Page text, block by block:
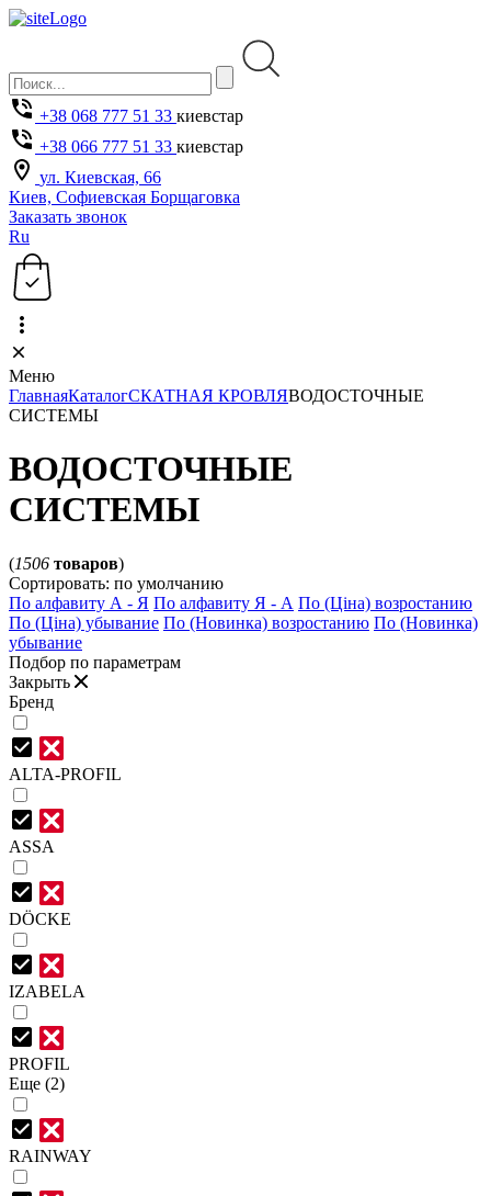
+38 068 777 51 33 киевстар
+38 066 777 51 33 киевстар
ул. Киевская, 66
Киев, Софиевская Борщаговка
Заказать звонок
Ru
Меню
ГлавнаяКаталогСКАТНАЯ КРОВЛЯВОДОСТОЧНЫЕ
СИСТЕМЫ
ВОДОСТОЧНЫЕ
СИСТЕМЫ
(1506 товаров)
Сортировать: по умолчанию
По алфавиту А - Я По алфавиту Я - А По (Ціна) возростанию
По (Ціна) убывание По (Новинка) возростанию По (Новинка)
убывание
Подбор по параметрам
Закрыть
Бренд
ALTA-PROFIL
ASSA
DÖCKE
IZABELA
PROFIL
Еще (2)
RAINWAY